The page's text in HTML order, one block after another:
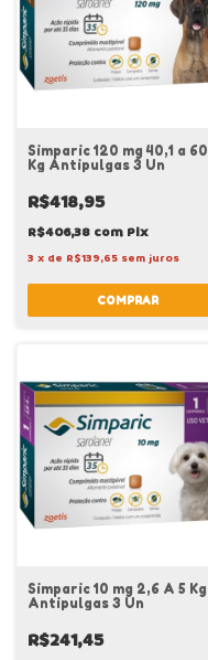
Simparic 120 mg 40,1 a 60
Kg Antipulgas 3 Un
R$418,95
R$406,38 com Pix
3 x de R$139,65 sem juros
Simparic 10 mg 2,6 A 5 Kg
Antipulgas 3 Un
R$241,45